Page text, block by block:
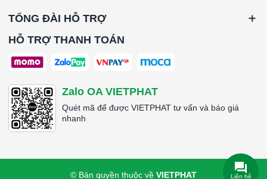
TỔNG ĐÀI HỖ TRỢ
HỖ TRỢ THANH TOÁN
Zalo OA VIETPHAT
Quét mã để được VIETPHAT tư vấn và báo giá
nhanh
© Bản quyền thuộc về VIETPHAT Liên hệ